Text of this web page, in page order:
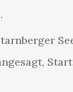
Start